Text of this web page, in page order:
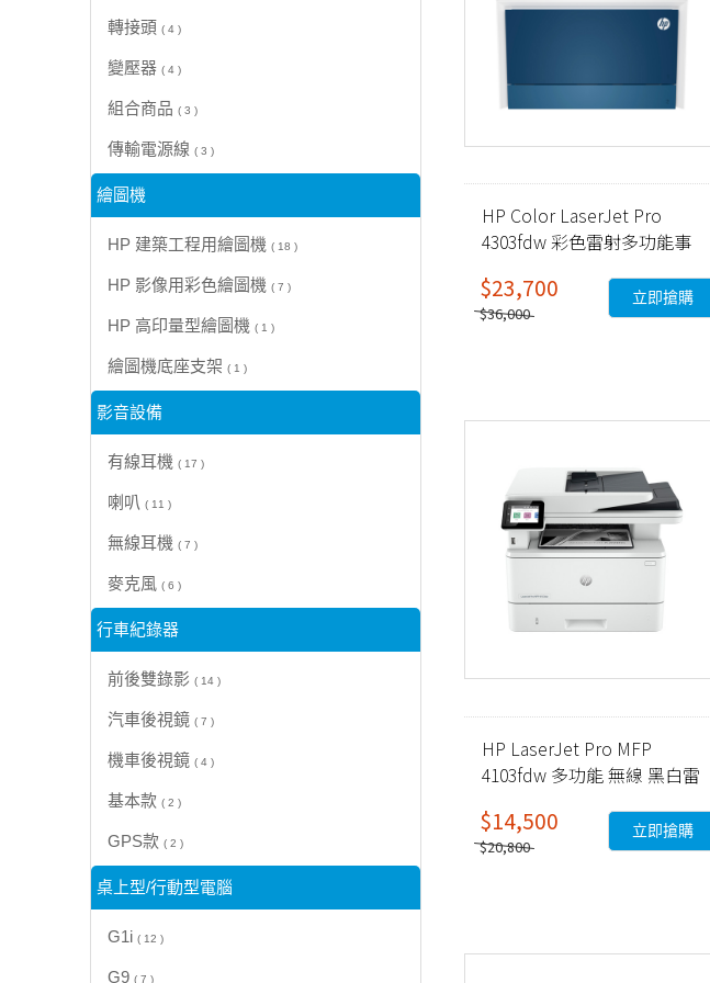
轉接頭 ( 4 )
變壓器 ( 4 )
組合商品 ( 3 )
傳輸電源線 ( 3 )
繪圖機
HP 建築工程用繪圖機 ( 18 )
HP 影像用彩色繪圖機 ( 7 )
HP 高印量型繪圖機 ( 1 )
繪圖機底座支架 ( 1 )
影音設備
有線耳機 ( 17 )
喇叭 ( 11 )
無線耳機 ( 7 )
麥克風 ( 6 )
行車紀錄器
前後雙錄影 ( 14 )
汽車後視鏡 ( 7 )
機車後視鏡 ( 4 )
基本款 ( 2 )
GPS款 ( 2 )
桌上型/行動型電腦
G1i ( 12 )
G9 ( 7 )
HP Color LaserJet Pro
4303fdw 彩色雷射多功能事
$23,700
$36,000
立即搶購
HP LaserJet Pro MFP
4103fdw 多功能 無線 黑白雷
$14,500
$20,800
立即搶購